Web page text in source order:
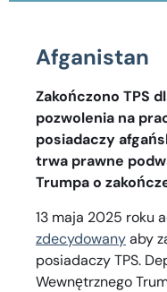
Afganistan
Zakończono TPS
pozwolenia na
posiadaczy
trwa prawne
Trumpa o
13 maja 2025 roku
zdecydowanyaby
posiadaczy TPS.
Wewnętrznego